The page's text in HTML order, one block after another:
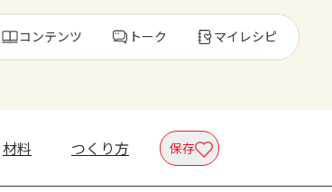
コンテンツ トーク マイレシピ
材料 つくり方 保存